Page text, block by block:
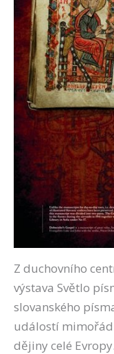
Z duchovního
výstava Světlo
slovanského
událostí
dějiny celé